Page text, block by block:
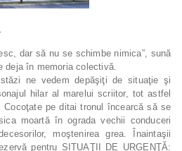
dar să nu se schimbe nimica”, sună
deja în memoria colectivă.
ne vedem depăşiţi de situaţie şi
hilar al marelui scriitor, tot astfel
Cocoţate pe ditai tronul încearcă să se
moartă în ograda vechii conduceri
moştenirea grea. Înaintaşii
pentru SITUAŢII DE URGENŢĂ: